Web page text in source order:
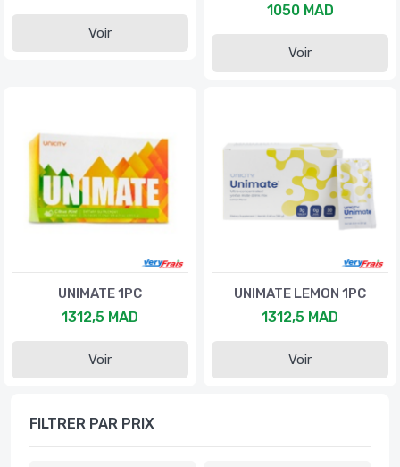
FILTRER PAR PRIX
Voir
1050 MAD
Voir
UNIMATE 1PC
1312,5 MAD
Voir
UNIMATE LEMON 1PC
1312,5 MAD
Voir